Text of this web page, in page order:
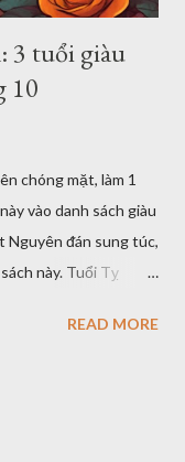
3 tuổi giàu
10
chóng mặt, làm 1
vào danh sách giàu
Nguyên ᵭán sung túc,
này. Tuổi Tỵ
ᵭán, họ có thể ᵭạt
READ MORE